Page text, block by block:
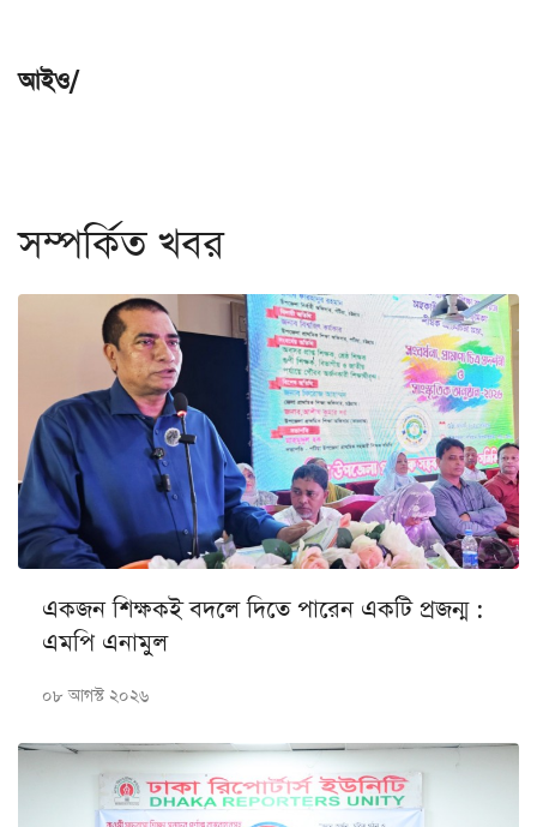
আইও/
সম্পর্কিত খবর
একজন শিক্ষকই বদলে দিতে পারেন একটি প্রজন্ম :
এমপি এনামুল
০৮ আগস্ট ২০২৬